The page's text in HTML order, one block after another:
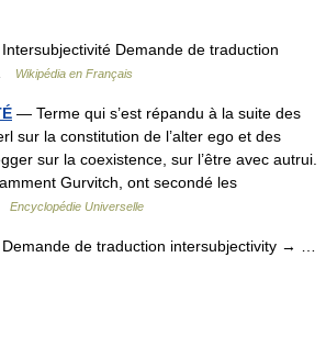
Demande de traduction
Wikipédia en Français
— Terme qui s’est répandu à la suite des
sur la constitution de l’alter ego et des
sur la coexistence, sur l’être avec autrui.
Gurvitch, ont secondé les
Encyclopédie Universelle
de traduction intersubjectivity → …